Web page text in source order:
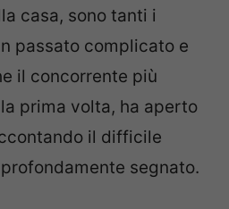
casa, sono tanti i
passato complicato e
il concorrente più
prima volta, ha aperto
il difficile
segnato.